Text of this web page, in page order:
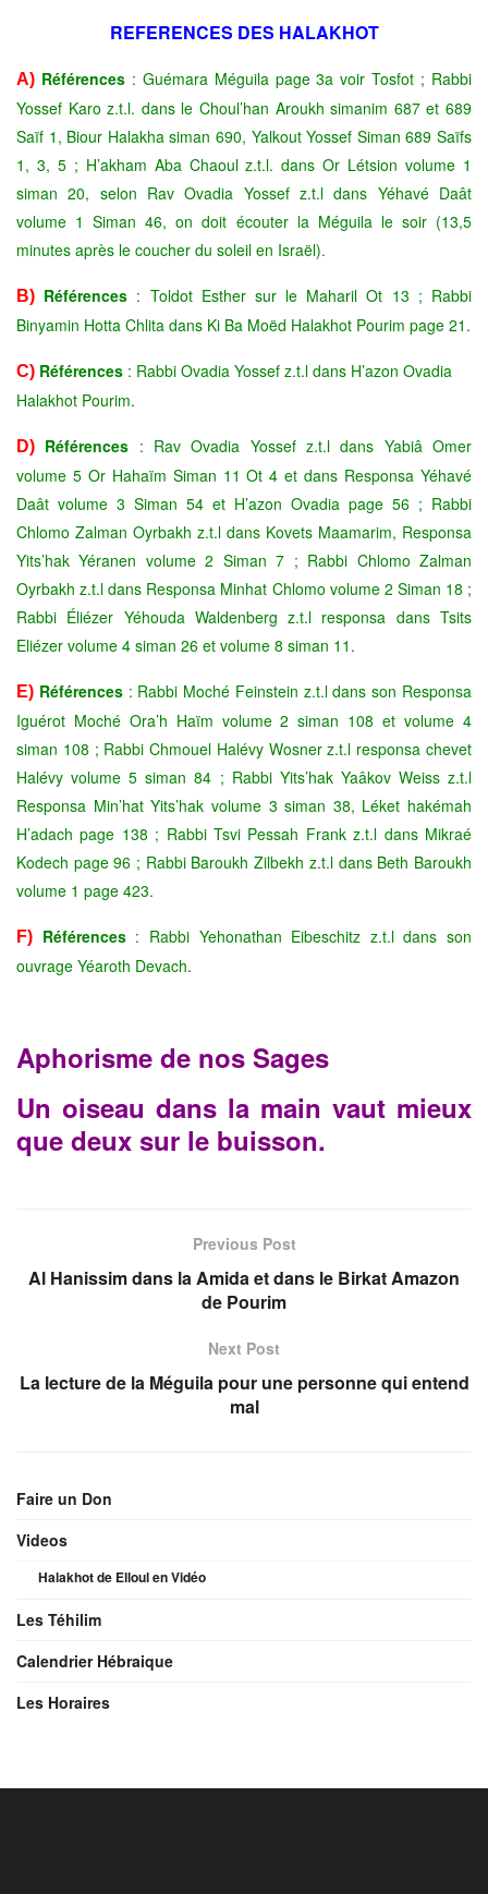
REFERENCES DES HALAKHOT
A) Références : Guémara Méguila page 3a voir Tosfot ; Rabbi
Yossef Karo z.t.l. dans le Choul’han Aroukh simanim 687 et 689
Saïf 1, Biour Halakha siman 690, Yalkout Yossef Siman 689 Saïfs
1, 3, 5 ; H’akham Aba Chaoul z.t.l. dans Or Létsion volume 1
siman 20, selon Rav Ovadia Yossef z.t.l dans Yéhavé Daât
volume 1 Siman 46, on doit écouter la Méguila le soir (13,5
minutes après le coucher du soleil en Israël).
B) Références : Toldot Esther sur le Maharil Ot 13 ; Rabbi
Binyamin Hotta Chlita dans Ki Ba Moëd Halakhot Pourim page 21.
C) Références : Rabbi Ovadia Yossef z.t.l dans H’azon Ovadia
Halakhot Pourim.
D) Références : Rav Ovadia Yossef z.t.l dans Yabiâ Omer
volume 5 Or Hahaïm Siman 11 Ot 4 et dans Responsa Yéhavé
Daât volume 3 Siman 54 et H’azon Ovadia page 56 ; Rabbi
Chlomo Zalman Oyrbakh z.t.l dans Kovets Maamarim, Responsa
Yits’hak Yéranen volume 2 Siman 7 ; Rabbi Chlomo Zalman
Oyrbakh z.t.l dans Responsa Minhat Chlomo volume 2 Siman 18 ;
Rabbi Éliézer Yéhouda Waldenberg z.t.l responsa dans Tsits
Eliézer volume 4 siman 26 et volume 8 siman 11.
E) Références: Rabbi Moché Feinstein z.t.l dans son Responsa
Iguérot Moché Ora’h Haïm volume 2 siman 108 et volume 4
siman 108 ; Rabbi Chmouel Halévy Wosner z.t.l responsa chevet
Halévy volume 5 siman 84 ; Rabbi Yits’hak Yaâkov Weiss z.t.l
Responsa Min’hat Yits’hak volume 3 siman 38, Léket hakémah
H’adach page 138 ; Rabbi Tsvi Pessah Frank z.t.l dans Mikraé
Kodech page 96 ; Rabbi Baroukh Zilbekh z.t.l dans Beth Baroukh
volume 1 page 423.
F) Références: Rabbi Yehonathan Eibeschitz z.t.l dans son
ouvrage Yéaroth Devach.
Aphorisme de nos Sages
Un oiseau dans la main vaut mieux
que deux sur le buisson.
Previous Post
Al Hanissim dans la Amida et dans le Birkat Amazon
de Pourim
Next Post
La lecture de la Méguila pour une personne qui entend
mal
Faire un Don
Videos
Halakhot de Elloul en Vidéo
Les Téhilim
Calendrier Hébraique
Les Horaires